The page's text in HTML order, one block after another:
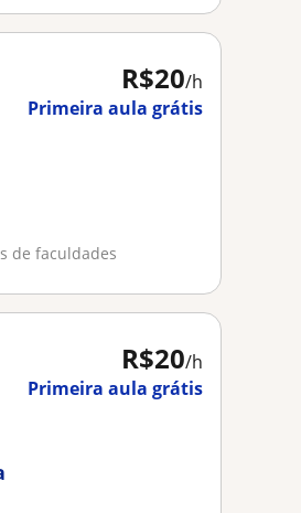
R$20/h
Primeira aula grátis
de faculdades
R$20/h
Primeira aula grátis